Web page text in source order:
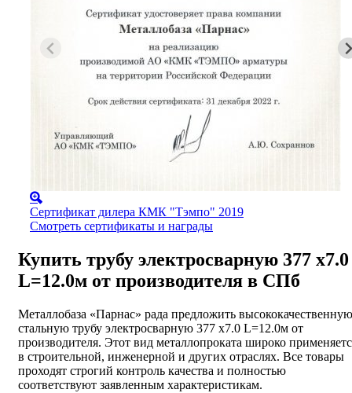
Сертификат дилера КМК "Тэмпо" 2019
Смотреть сертификаты и награды
Купить трубу электросварную 377 х7.0
L=12.0м от производителя в СПб
Металлобаза «Парнас» рада предложить высококачественную
стальную трубу электросварную 377 х7.0 L=12.0м от
производителя. Этот вид металлопроката широко
в строительной, инженерной и других отраслях. Все товары
проходят строгий контроль качества и полностью
соответствуют заявленным характеристикам.